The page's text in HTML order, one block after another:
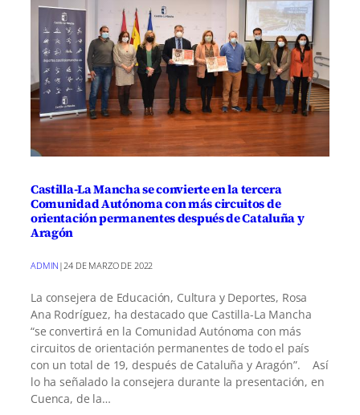
Castilla-La Mancha se convierte en la tercera
Comunidad Autónoma con más circuitos de
orientación permanentes después de Cataluña y
Aragón
ADMIN |24 DE MARZO DE 2022
La consejera de Educación, Cultura y Deportes, Rosa
Ana Rodríguez, ha destacado que Castilla-La Mancha
“se convertirá en la Comunidad Autónoma con más
circuitos de orientación permanentes de todo el país
con un total de 19, después de Cataluña y Aragón”. Así
lo ha señalado la consejera durante la presentación, en
Cuenca, de la…